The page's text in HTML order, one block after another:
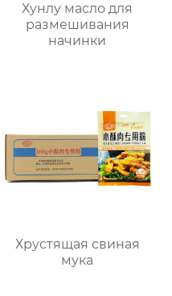
Хунлу масло для
размешивания
начинки
Хрустящая свиная
мука